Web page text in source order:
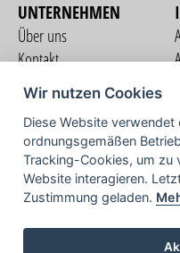
UNTERNEHMEN
Über uns
Kontakt
Nutzungsbedingungen
Datenschutzerklärung
Impressum
Wir nutzen Cookies
Diese Website verwendet
ordnungsgemäßen
Tracking-Cookies, um zu
Website interagieren.
Zustimmung geladen.